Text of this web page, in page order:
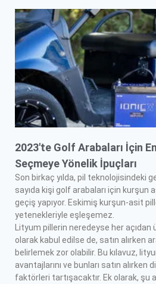
2023'te Golf Arabaları İçin
Seçmeye Yönelik İpuçları
Son birkaç yılda, pil teknolojisindeki
sayıda kişi golf arabaları için kurşun
geçiş yapıyor. Eskimiş kurşun-asit
yetenekleriyle eşleşemez.
Lityum pillerin neredeyse her açıdan
olarak kabul edilse de, satın alırken
belirlemek zor olabilir. Bu kılavuz,
avantajlarını ve bunları satın alırken
faktörleri tartışacaktır. Ek olarak, şu